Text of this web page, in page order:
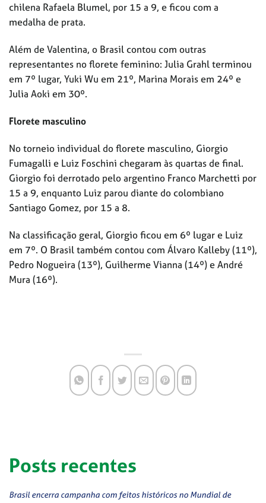
chilena Rafaela Blumel, por 15 a 9, e ficou com a
medalha de prata.
Além de Valentina, o Brasil contou com outras
representantes no florete feminino: Julia Grahl terminou
em 7º lugar, Yuki Wu em 21º, Marina Morais em 24º e
Julia Aoki em 30º.
Florete masculino
No torneio individual do florete masculino, Giorgio
Fumagalli e Luiz Foschini chegaram às quartas de final.
Giorgio foi derrotado pelo argentino Franco Marchetti por
15 a 9, enquanto Luiz parou diante do colombiano
Santiago Gomez, por 15 a 8.
Na classificação geral, Giorgio ficou em 6º lugar e Luiz
em 7º. O Brasil também contou com Álvaro Kalleby (11º),
Pedro Nogueira (13º), Guilherme Vianna (14º) e André
Mura (16º).
Posts recentes
Brasil encerra campanha com feitos históricos no Mundial de